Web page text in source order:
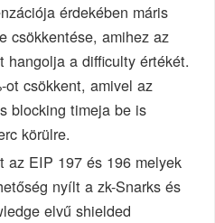
érdekében máris
csökkentése, amihez az
hangolja a difficulty értékét.
csökkent, amivel az
blocking timeja be is
körülre.
az EIP 197 és 196 melyek
nyílt a zk-Snarks és
elvű shielded